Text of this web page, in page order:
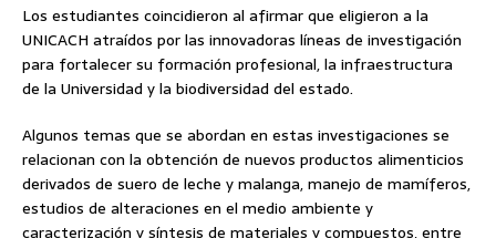
Los estudiantes coincidieron al afirmar que eligieron a la
UNICACH atraídos por las innovadoras líneas de investigación
para fortalecer su formación profesional, la infraestructura
de la Universidad y la biodiversidad del estado.
Algunos temas que se abordan en estas investigaciones se
relacionan con la obtención de nuevos productos alimenticios
derivados de suero de leche y malanga, manejo de mamíferos,
estudios de alteraciones en el medio ambiente y
caracterización y síntesis de materiales y compuestos, entre